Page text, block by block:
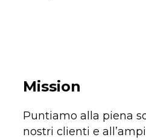
Mission
Puntiamo alla piena
nostri clienti e